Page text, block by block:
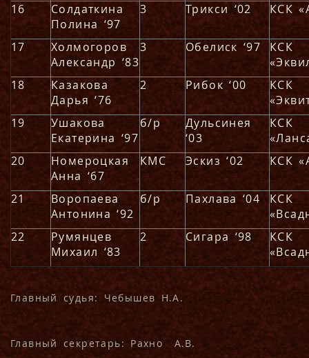
16
Солдаткина
Полина ‘97
3 Трикси ‘02 КСК
17
Холмогоров
Александр ‘83
3 Обелиск ‘97
КСК
18
Казакова
Дарья ‘76
2 Рибок ‘00
КСК
19
Ушакова
Екатерина ‘97
б/р
Дульсинея
‘03
КСК
20
Номероцкая
Анна ‘67
КМС Эскиз ‘02 КСК
21
Воропаева
Антонина ‘92
б/р Пахлава ‘04
КСК
22
Румянцев
Михаил ‘83
2 Сигара ‘98
КСК
Главный судья: Чебышев Н.А.
Главный секретарь: Рахно А.В.